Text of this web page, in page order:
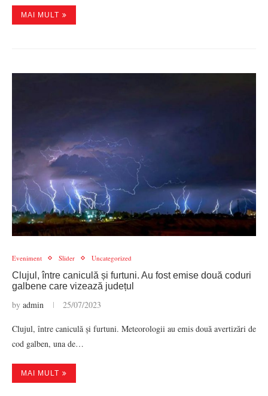
MAI MULT
Eveniment Slider Uncategorized
Clujul, între caniculă și furtuni. Au fost emise două coduri
galbene care vizează județul
by admin 25/07/2023
Clujul, între caniculă și furtuni. Meteorologii au emis două avertizări de
cod galben, una de…
MAI MULT